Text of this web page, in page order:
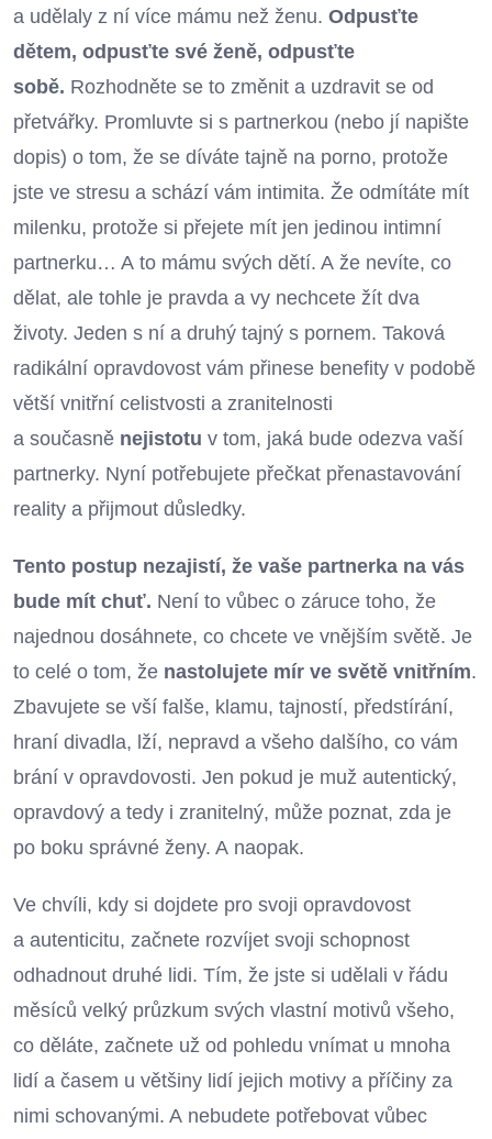
a udělaly z ní více mámu než ženu. Odpusťte
dětem, odpusťte své ženě, odpusťte
sobě. Rozhodněte se to změnit a uzdravit se od
přetvářky. Promluvte si s partnerkou (nebo jí napište
dopis) o tom, že se díváte tajně na porno, protože
jste ve stresu a schází vám intimita. Že odmítáte mít
milenku, protože si přejete mít jen jedinou intimní
partnerku… A to mámu svých dětí. A že nevíte, co
dělat, ale tohle je pravda a vy nechcete žít dva
životy. Jeden s ní a druhý tajný s pornem. Taková
radikální opravdovost vám přinese benefity v podobě
větší vnitřní celistvosti a zranitelnosti
a současně nejistotu v tom, jaká bude odezva vaší
partnerky. Nyní potřebujete přečkat přenastavování
reality a přijmout důsledky.
Tento postup nezajistí, že vaše partnerka na vás
bude mít chuť. Není to vůbec o záruce toho, že
najednou dosáhnete, co chcete ve vnějším světě. Je
to celé o tom, že nastolujete mír ve světě vnitřním.
Zbavujete se vší falše, klamu, tajností, předstírání,
hraní divadla, lží, nepravd a všeho dalšího, co vám
brání v opravdovosti. Jen pokud je muž autentický,
opravdový a tedy i zranitelný, může poznat, zda je
po boku správné ženy. A naopak.
Ve chvíli, kdy si dojdete pro svoji opravdovost
a autenticitu, začnete rozvíjet svoji schopnost
odhadnout druhé lidi. Tím, že jste si udělali v řádu
měsíců velký průzkum svých vlastní motivů všeho,
co děláte, začnete už od pohledu vnímat u mnoha
lidí a časem u většiny lidí jejich motivy a příčiny za
nimi schovanými. A nebudete potřebovat vůbec